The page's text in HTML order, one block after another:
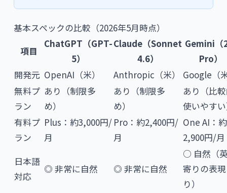
基本スペックの比較（2026年5月時点）
項目
ChatGPT（GPT-
5）
Claude（Sonnet
4.6）
Gemini（
Pro）
開発元 OpenAI（米） Anthropic（米）
Google（
無料プ
ラン
あり（制限多
め）
あり（制限多
め）
あり（比
使いやす
有料プ
ラン
Plus：約3,000円/
月
Pro：約2,400円/
月
One AI：約
2,900円/月
日本語
対応
◎ 非常に自然 ◎ 非常に自然
○ 自然（
寄りの表
り）